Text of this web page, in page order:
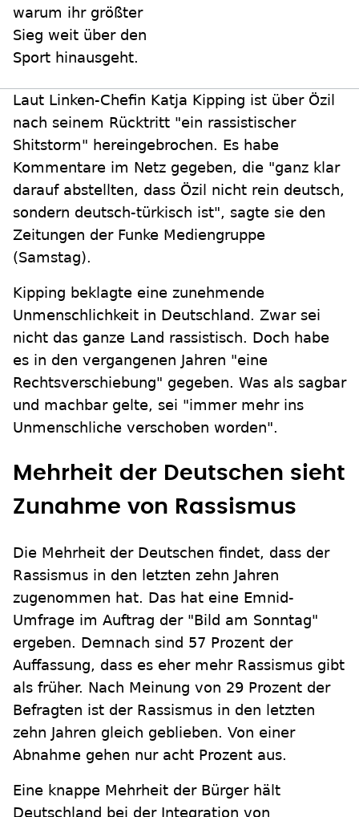
warum ihr größter
Sieg weit über den
Sport hinausgeht.
Laut Linken-Chefin Katja Kipping ist über Özil
nach seinem Rücktritt "ein rassistischer
Shitstorm" hereingebrochen. Es habe
Kommentare im Netz gegeben, die "ganz klar
darauf abstellten, dass Özil nicht rein deutsch,
sondern deutsch-türkisch ist", sagte sie den
Zeitungen der Funke Mediengruppe
(Samstag).
Kipping beklagte eine zunehmende
Unmenschlichkeit in Deutschland. Zwar sei
nicht das ganze Land rassistisch. Doch habe
es in den vergangenen Jahren "eine
Rechtsverschiebung" gegeben. Was als sagbar
und machbar gelte, sei "immer mehr ins
Unmenschliche verschoben worden".
Mehrheit der Deutschen sieht
Zunahme von Rassismus
Die Mehrheit der Deutschen findet, dass der
Rassismus in den letzten zehn Jahren
zugenommen hat. Das hat eine Emnid-
Umfrage im Auftrag der "Bild am Sonntag"
ergeben. Demnach sind 57 Prozent der
Auffassung, dass es eher mehr Rassismus gibt
als früher. Nach Meinung von 29 Prozent der
Befragten ist der Rassismus in den letzten
zehn Jahren gleich geblieben. Von einer
Abnahme gehen nur acht Prozent aus.
Eine knappe Mehrheit der Bürger hält
Deutschland bei der Integration von